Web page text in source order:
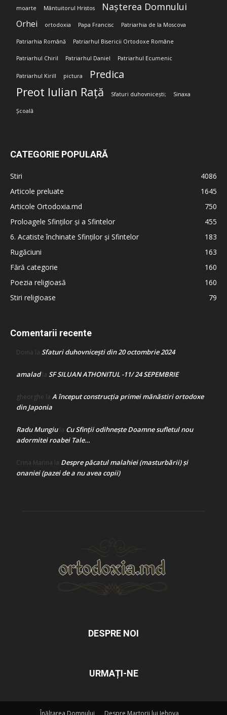
moarte Mântuitorul Hristos Nașterea Domnului
Orhei ortodoxia Papa Francisc Patriarhia de la Moscova
Patriarhia Română Patriarhul Bisericii Ortodoxe Române
Patriarhul Chiril Patriarhul Daniel Patriarhul Ecumenic
Patriarhul Kirill pictura Predica
Preot Iulian Rață Sfaturi duhovnicești; Sinaxa
Școală
CATEGORIE POPULARĂ
Stiri
4086
Articole preluate
1645
Articole Ortodoxia.md
750
Proloagele Sfinților și a Sfintelor
455
6. Acatiste închinate Sfinților și Sfintelor
183
Rugăciuni
163
Fără categorie
160
Poezia religioasă
160
Stiri religioase
79
Comentarii recente
Doina la Sfaturi duhovnicești din 20 octombrie 2024
amaladla SF SILUAN ATHONITUL -11/ 24 SEPEMBRIE
gheorghe la A început construcţia primei mănăstiri ortodoxe
din Japonia
Radu Mungiula Cu Sfinții odihnește Doamne sufletul nou
adormitei roabei Tale…
Crina Marina la Despre păcatul malahiei (masturbării) şi
onaniei (pazei de a nu avea copii)
DESPRE NOI
URMAȚI-NE